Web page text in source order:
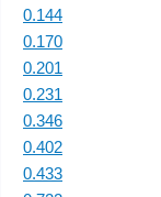
0.144
0.170
0.201
0.231
0.346
0.402
0.433